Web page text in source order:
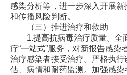
感染分析等，进一步深入开展
和传播风险判断。
（三）推进治疗和救助
1.提高抗病毒治疗质量。全
疗“一站式”服务，对新报告感染
治疗感染者接受治疗。严格执
估、病情和耐药监测。加强感染